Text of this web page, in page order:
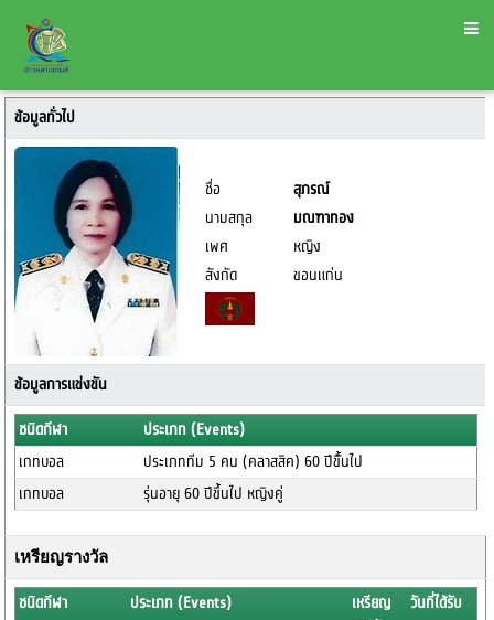
ข้อมูลทั่วไป
ชื่อ
สุภรณ์
นามสกุล
มณฑาทอง
เพศ
หญิง
สังกัด
ขอนแก่น
ข้อมูลการแข่งขัน
ชนิดกีฬา
ประเภท (Events)
เกทบอล
ประเภททีม 5 คน (คลาสสิค) 60 ปีขึั้นไป
เกทบอล
รุ่นอายุ 60 ปีขึ้นไป หญิงคู่
เหรียญรางวัล
ชนิดกีฬา ประเภท (Events)
เหรียญ
วันที่ได้รับ